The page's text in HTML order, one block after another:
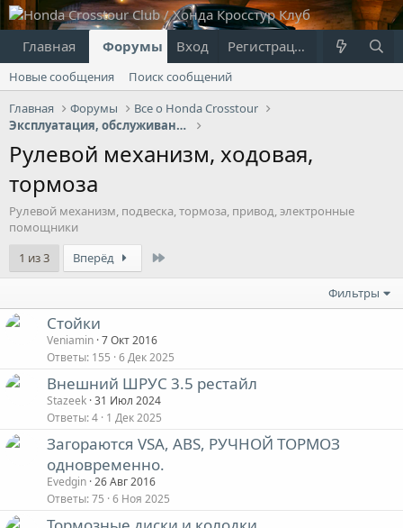
Главная Форумы Что нового?
Вход Регистрация
Новые сообщения
Поиск сообщений
Главная
Форумы
Все о Honda Crosstour
Эксплуатация, обслуживание, ремонт
Рулевой механизм, ходовая,
тормоза
Рулевой механизм, подвеска, тормоза, привод, электронные
помощники
1 из 3
Вперёд
Фильтры
Стойки
Veniamin 7 Окт 2016
Ответы 155 6 Дек 2025
Внешний ШРУС 3.5 рестайл
Stazeek 31 Июл 2024
Ответы 4 1 Дек 2025
Загораются VSA, ABS, РУЧНОЙ ТОРМОЗ
одновременно.
Evedgin 26 Авг 2016
Ответы 75 6 Ноя 2025